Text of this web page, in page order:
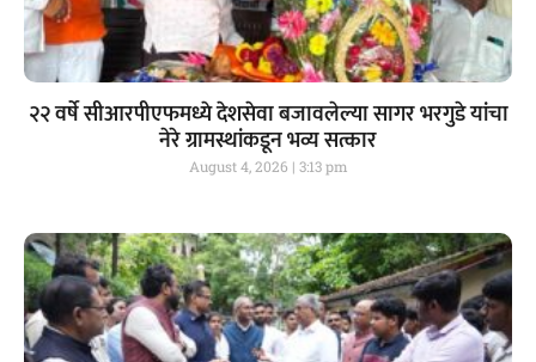
२२ वर्षे सीआरपीएफमध्ये देशसेवा बजावलेल्या सागर भरगुडे यांचा
नेरे ग्रामस्थांकडून भव्य सत्कार
August 4, 2026 3:13 pm